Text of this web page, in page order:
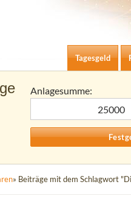
Tagesgeld-Zinsen
Zum Inhalt
Tagesgeld
Anlagesumme:
» Beiträge mit dem Schlagwort